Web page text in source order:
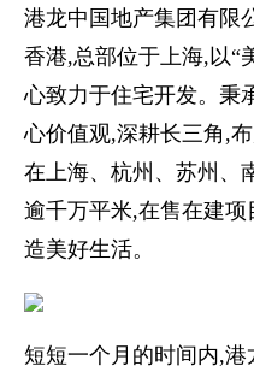
港龙中国地产集团有限
香港,总部位于上海,以“
心致力于住宅开发。秉
心价值观,深耕长三角,
在上海、杭州、苏州、
逾千万平米,在售在建项
造美好生活。
短短一个月的时间内,